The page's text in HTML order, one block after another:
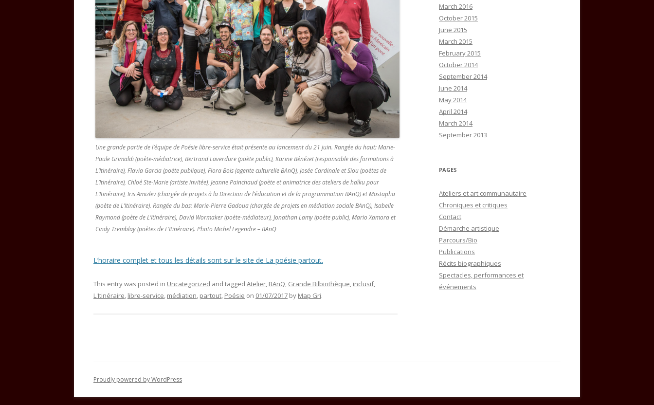
Une grande partie de l’équipe de Poésie libre-service était présente au lancement du 21 juin. Rangée du haut: Marie-
Paule Grimaldi (poète-médiatrice), Bertrand Laverdure (poète public), Karine Bénézet (responsable des formations à
L’Itinéraire), Flavia Garcia (poète publique), Flora Bois (agente culturelle BAnQ), Josée Cardinale et Siou (poètes de
L’Itinéraire), Chloé Ste-Marie (artiste invitée), Jeanne Painchaud (poète et animatrice des ateliers de haîku pour
L’Itinéraire), Iris Amizlev (chargée de projets à la Direction de l’éducation et de la programmation BAnQ) et Mostapha
(poète de L’Itinéraire). Rangée du bas: Marie-Pierre Gadoua (chargée de projets en médiation sociale BAnQ), Isabelle
Raymond (poète de L’Itinéraire), David Wormaker (poète-médiateur), Jonathan Lamy (poète public), Mario Xamora et
Cindy Tremblay (poètes de L’Itinéraire). Photo Michel Legendre – BAnQ
L’horaire complet et tous les détails sont sur le site de La poésie partout.
This entry was posted in Uncategorized and tagged Atelier, BAnQ, Grande Bilbiothèque, inclusif,
L'Itinéraire, libre-service, médiation, partout, Poésie on 01/07/2017 by Map Gri.
March 2016
October 2015
June 2015
March 2015
February 2015
October 2014
September 2014
June 2014
May 2014
April 2014
March 2014
September 2013
PAGES
Ateliers et art communautaire
Chroniques et critiques
Contact
Démarche artistique
Parcours/Bio
Publications
Récits biographiques
Spectacles, performances et
événements
Proudly powered by WordPress